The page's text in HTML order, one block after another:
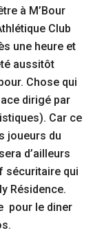
à M’Bour
Club
une heure et
aussitôt
Chose qui
dirigé par
Car ce
joueurs du
d’ailleurs
sécuritaire qui
Résidence.
pour le diner